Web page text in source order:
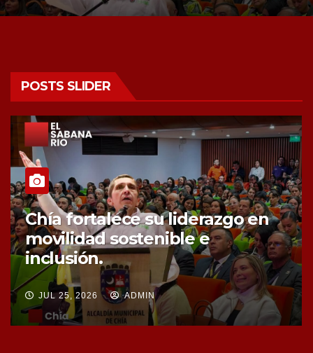
POSTS SLIDER
Chía fortalece su liderazgo en
movilidad sostenible e
inclusión.
JUL 25, 2026 ADMIN